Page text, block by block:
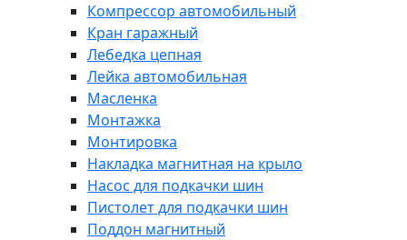
Компрессор автомобильный
Кран гаражный
Лебедка цепная
Лейка автомобильная
Масленка
Монтажка
Монтировка
Накладка магнитная на крыло
Насос для подкачки шин
Пистолет для подкачки шин
Поддон магнитный